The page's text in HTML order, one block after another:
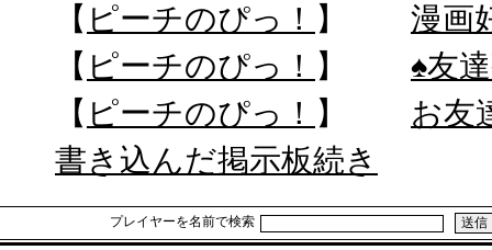
【 ピーチのぴっ！ 】 漫画
【 ピーチのぴっ！ 】 ♠友
【 ピーチのぴっ！ 】 お友
書き込んだ掲示板続き
プレイヤーを名前で検索